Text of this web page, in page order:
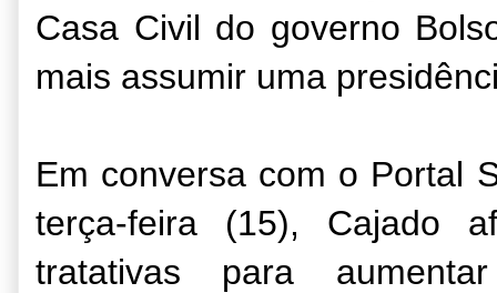
Casa Civil do governo
mais assumir uma
Em conversa com o Portal
terça-feira (15), Cajado
tratativas para